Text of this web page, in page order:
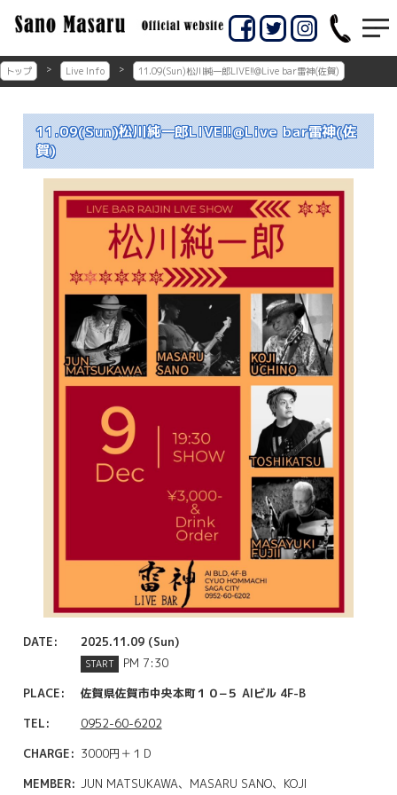
ン
ツ
佐賀市の佐野マサル
ギター教室
佐賀市のギター教室
トップ Live Info 11.09(Sun)松川純一郎LIVE!!@Live bar雷神(佐賀)
11.09(Sun)松川純一郎LIVE!!@Live bar雷神(佐
賀)
DATE: 2025.11.09 (Sun)
START
PM 7:30
PLACE:
佐賀県佐賀市中央本町１０−５ AIビル 4F-B
TEL:
0952-60-6202
CHARGE: 3000円＋１D
MEMBER:
JUN MATSUKAWA、MASARU SANO、KOJI